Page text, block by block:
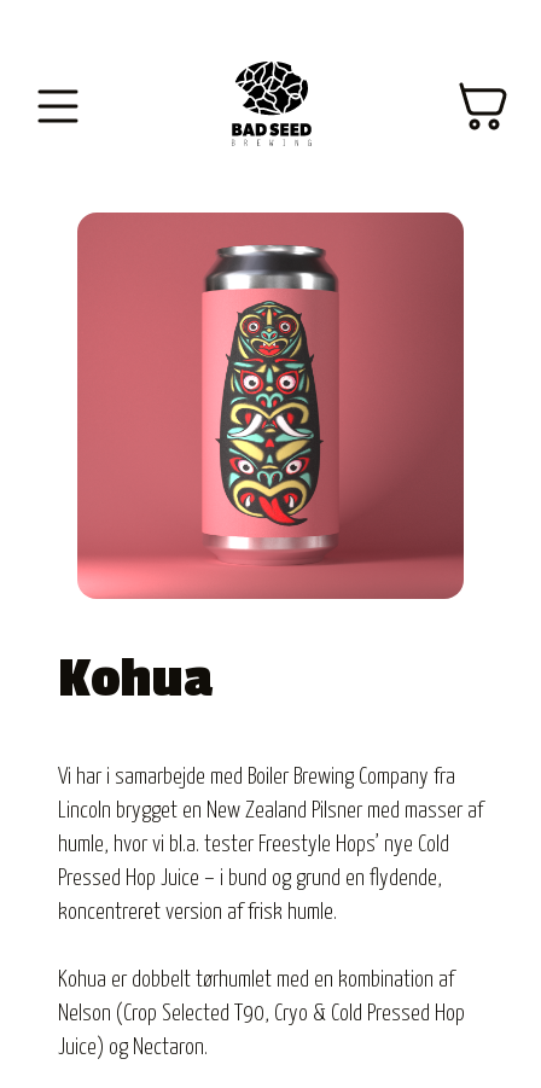
Kohua
Vi har i samarbejde med Boiler Brewing Company fra
Lincoln brygget en New Zealand Pilsner med masser af
humle, hvor vi bl.a. tester Freestyle Hops’ nye Cold
Pressed Hop Juice – i bund og grund en flydende,
koncentreret version af frisk humle.
Kohua er dobbelt tørhumlet med en kombination af
Nelson (Crop Selected T90, Cryo & Cold Pressed Hop
Juice) og Nectaron.